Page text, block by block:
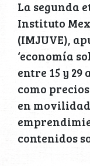
La segunda
Instituto
(IMJUVE),
‘economía
entre 15 y
como
en
contenidos